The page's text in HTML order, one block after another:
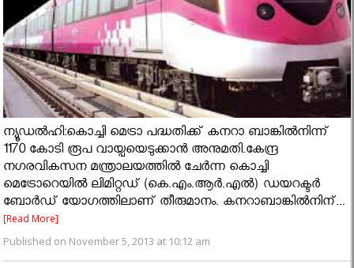
ന്യൂഡല്‍ഹി:കൊച്ചി മെട്രാ പദ്ധതിക്ക് കനറാ ബാങ്കില്‍നിന്ന്
1170 കോടി രൂപ വായ്പയെടുക്കാന്‍ അനുമതി.കേന്ദ്ര
നഗരവികസന മന്ത്രാലയത്തില്‍ ചേര്‍ന്ന കൊച്ചി
മെട്രോറെയില്‍ ലിമിറ്റഡ് (കെ.എം.ആര്‍.എല്‍) ഡയറക്ടര്‍
ബോര്‍ഡ് യോഗത്തിലാണ് തീരുമാനം. കനറാബാങ്കില്‍നിന്...
[Read More]
Published on November 5, 2013 at 10:12 am